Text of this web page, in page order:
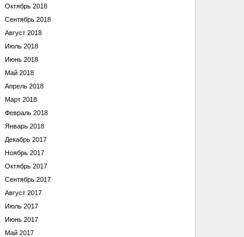
Октябрь 2018
Сентябрь 2018
Август 2018
Июль 2018
Июнь 2018
Май 2018
Апрель 2018
Март 2018
Февраль 2018
Январь 2018
Декабрь 2017
Ноябрь 2017
Октябрь 2017
Сентябрь 2017
Август 2017
Июль 2017
Июнь 2017
Май 2017